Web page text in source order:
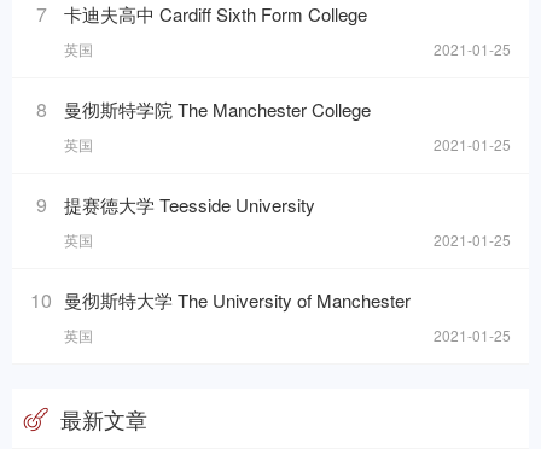
7 卡迪夫高中 Cardiff Sixth Form College
英国 2021-01-25
8 曼彻斯特学院 The Manchester College
英国 2021-01-25
9 提赛德大学 Teesside University
英国 2021-01-25
10 曼彻斯特大学 The University of Manchester
英国 2021-01-25
最新文章